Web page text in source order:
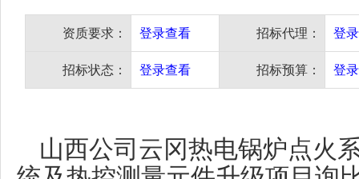
资质要求： 登录查看 招标代理： 登
招标状态： 登录查看 招标预算： 登
山西公司云冈热电锅炉点火